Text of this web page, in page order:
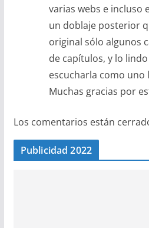
varias webs e incluso
un doblaje posterior
original sólo algunos
de capítulos, y lo
escucharla como uno
Muchas gracias por
Los comentarios están
Publicidad 2022